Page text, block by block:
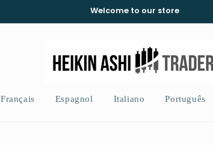
Welcome to our store
Français Espagnol Italiano Português